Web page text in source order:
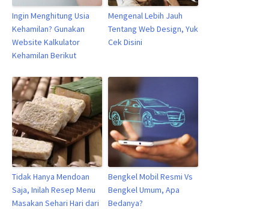
Ingin Menghitung Usia
Kehamilan? Gunakan
Website Kalkulator
Kehamilan Berikut
Mengenal Lebih Jauh
Tentang Web Design, Yuk
Cek Disini
Tidak Hanya Mendoan
Saja, Inilah Resep Menu
Masakan Sehari Hari dari
Bengkel Mobil Resmi Vs
Bengkel Umum, Apa
Bedanya?